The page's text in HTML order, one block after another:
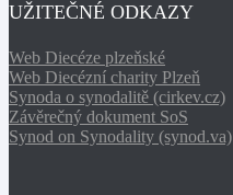
UŽITEČNÉ ODKAZY
Web Diecéze plzeňské
Web Diecézní charity Plzeň
Synoda o synodalitě (cirkev.cz)
Závěrečný dokument SoS
Synod on Synodality (synod.va)